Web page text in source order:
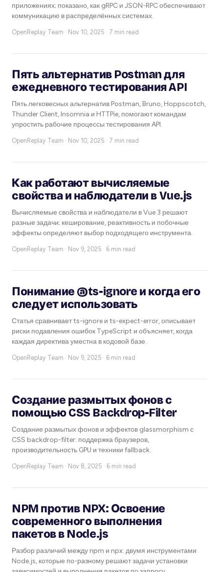
приложениях; показано, как gRPC и JSON-RPC обеспечивают
коммуникацию в распределённых системах.
OpenReplay Team · Nov 10, 2025 · 7 min read
Пять альтернатив Postman для
ежедневного тестирования API
Пять легковесных альтернатив Postman, Bruno, Hoppscotch,
Thunder Client, Insomnia и HTTPie, помогают командам
упростить рабочие процессы тестирования API.
OpenReplay Team · Nov 10, 2025 · 7 min read
Как работают вычисляемые
свойства и наблюдатели в Vue.js
Вычисляемые свойства и наблюдатели в Vue 3 решают
разные задачи; кеширование, реактивность и побочные
эффекты определяют выбор подходящего инструмента.
OpenReplay Team · Nov 9, 2025 · 6 min read
Понимание @ts-ignore и когда его
следует использовать
Статья сравнивает ts-ignore и ts-expect-error, описывает
риски подавления ошибок TypeScript и объясняет, когда
каждая директива уместна в кодовой базе.
OpenReplay Team · Nov 9, 2025 · 6 min read
Создание размытых фонов с
помощью CSS Backdrop-Filter
Создание размытых фонов и эффектов glassmorphism с
CSS backdrop-filter: поддержка браузеров,
производительность GPU и техники fallback.
OpenReplay Team · Nov 8, 2025 · 6 min read
NPM против NPX: Освоение
современного выполнения
пакетов в Node.js
Разбор различий между npm и npx: двумя инструментами
Node.js, которые по-разному решают задачи установки